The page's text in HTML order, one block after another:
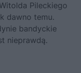
Pileckiego
dawno temu.
bandyckie
nieprawdą.